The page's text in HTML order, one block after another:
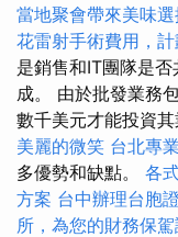
當地聚會帶來美味
花雷射手術費用，
是銷售和IT團隊是
成。 由於批發業務
數千美元才能投資其
美麗的微笑 台北專
多優勢和缺點。 各
方案 台中辦理台胞
所，為您的財務保